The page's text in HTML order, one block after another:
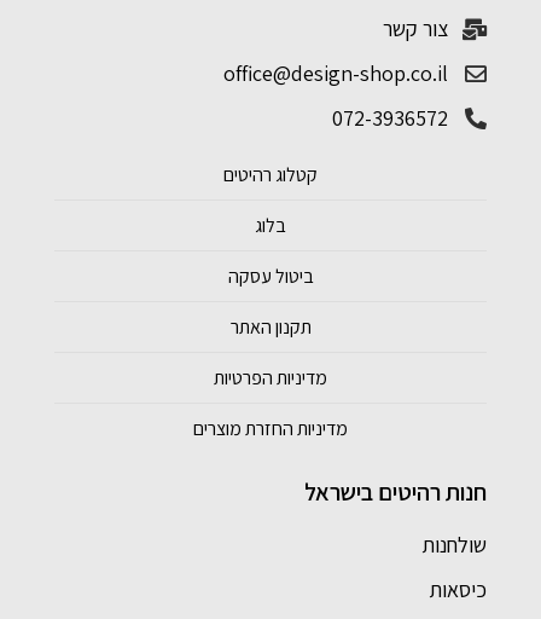
צור קשר
office@design-shop.co.il
072-3936572
קטלוג רהיטים
בלוג
ביטול עסקה
תקנון האתר
מדיניות הפרטיות
מדיניות החזרת מוצרים
חנות רהיטים בישראל
שולחנות
כיסאות